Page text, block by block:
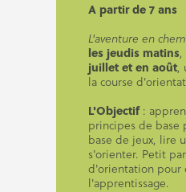
A partir de 7 ans
L'aventure en
les jeudis matins,
juillet et en août,
la course
L'Objectif :
principes de base
base de jeux, lire
s'orienter. Petit
d'orientation pour
l'apprentissage.